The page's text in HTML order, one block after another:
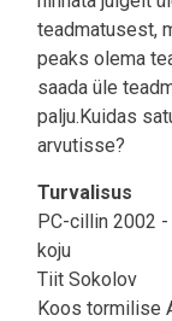
teadmatusest,
peaks olema
saada üle
palju.Kuidas
arvutisse?
Turvalisus
PC-cillin 2002
koju
Tiit Sokolov
Koos tormilise